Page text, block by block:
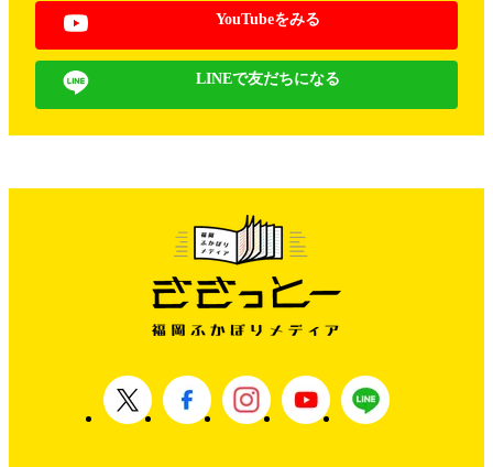
YouTubeをみる
LINEで友だちになる